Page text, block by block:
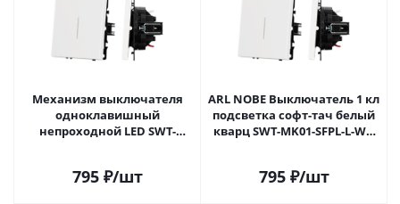
Механизм выключателя
одноклавишный
непроходной LED SWT-
054232 в Самаре
795₽/шт
ARL NOBE Выключатель 1 кл
подсветка софт-тач белый
кварц SWT-MK01-SFPL-L-WH
795₽/шт